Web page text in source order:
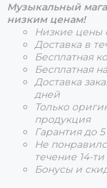
Музыкальный
низким ценам!
Низкие цены
Доставка в
Бесплатная
Бесплатная
Доставка
дней
Только
продукция
Гарантия до
Не
течение 14-
Бонусы и